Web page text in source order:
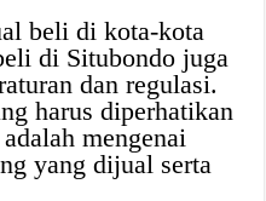
beli di kota-kota
di Situbondo juga
dan regulasi.
harus diperhatikan
mengenai
yang dijual serta